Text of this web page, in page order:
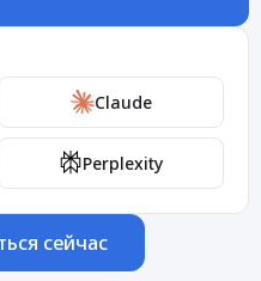
Claude
Perplexity
сейчас